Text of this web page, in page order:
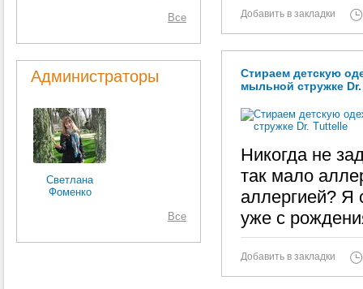
Все
Администраторы
Светлана
Фоменко
Все
Добавить в закладки
Стираем детскую
мыльной стружке
Никогда не
так мало
аллергией? Я
уже с
Добавить в закладки